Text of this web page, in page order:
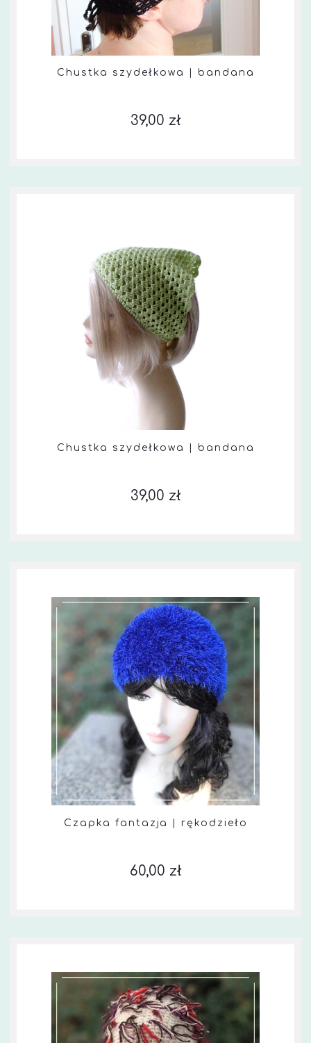
Chustka szydełkowa | bandana
39,00 zł
Chustka szydełkowa | bandana
39,00 zł
Czapka fantazja | rękodzieło
60,00 zł